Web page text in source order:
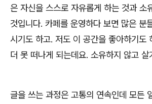
은 자신을 스스로 자유롭게 하는 것과 소
것입니다. 카페를 운영하다 보면 많은 분
시기도 하고. 저도 이 공간을 좋아하기도
더 못 떠나게 되는데요. 소유하지 않고 살
글을 쓰는 과정은 고통의 연속인데 모든